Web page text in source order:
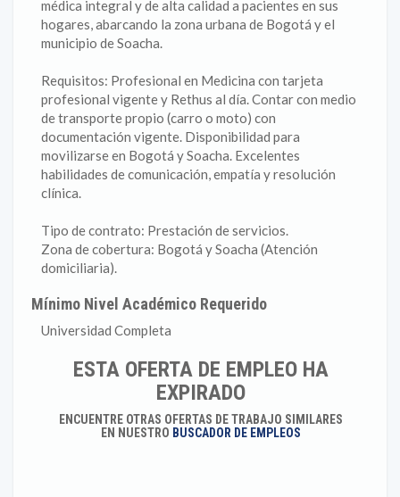
médica integral y de alta calidad a pacientes en sus
hogares, abarcando la zona urbana de Bogotá y el
municipio de Soacha.
Requisitos: Profesional en Medicina con tarjeta
profesional vigente y Rethus al día. Contar con medio
de transporte propio (carro o moto) con
documentación vigente. Disponibilidad para
movilizarse en Bogotá y Soacha. Excelentes
habilidades de comunicación, empatía y resolución
clínica.
Tipo de contrato: Prestación de servicios.
Zona de cobertura: Bogotá y Soacha (Atención
domiciliaria).
Mínimo Nivel Académico Requerido
Universidad Completa
ESTA OFERTA DE EMPLEO HA
EXPIRADO
ENCUENTRE OTRAS OFERTAS DE TRABAJO SIMILARES
EN NUESTRO BUSCADOR DE EMPLEOS